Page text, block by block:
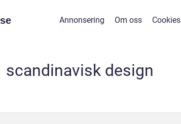
se Annonsering Om oss Cookies
scandinavisk design